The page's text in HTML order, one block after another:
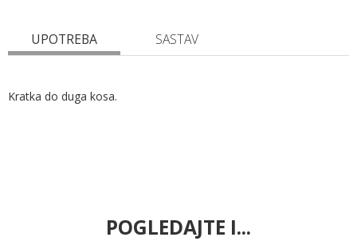
UPOTREBA SASTAV
Kratka do duga kosa.
POGLEDAJTE I...